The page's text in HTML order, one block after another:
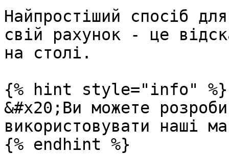
Найпростіший спосіб
свій рахунок - це
на столі.
{% hint style="info" %}
&#x20;Ви можете
використовувати наші
{% endhint %}